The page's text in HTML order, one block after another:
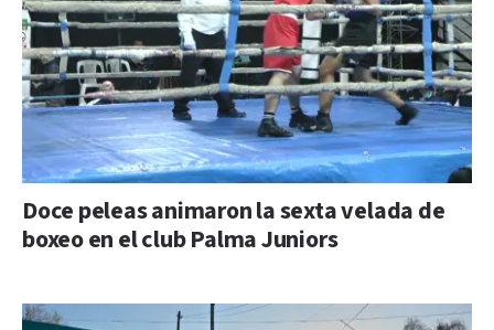
Doce peleas animaron la sexta velada de
boxeo en el club Palma Juniors